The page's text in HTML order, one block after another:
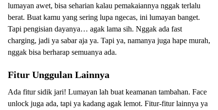
lumayan awet, bisa seharian kalau pemakaiannya nggak terlalu
berat. Buat kamu yang sering lupa ngecas, ini lumayan banget.
Tapi pengisian dayanya… agak lama sih. Nggak ada fast
charging, jadi ya sabar aja ya. Tapi ya, namanya juga hape murah,
nggak bisa berharap semuanya ada.
Fitur Unggulan Lainnya
Ada fitur sidik jari! Lumayan lah buat keamanan tambahan. Face
unlock juga ada, tapi ya kadang agak lemot. Fitur-fitur lainnya ya